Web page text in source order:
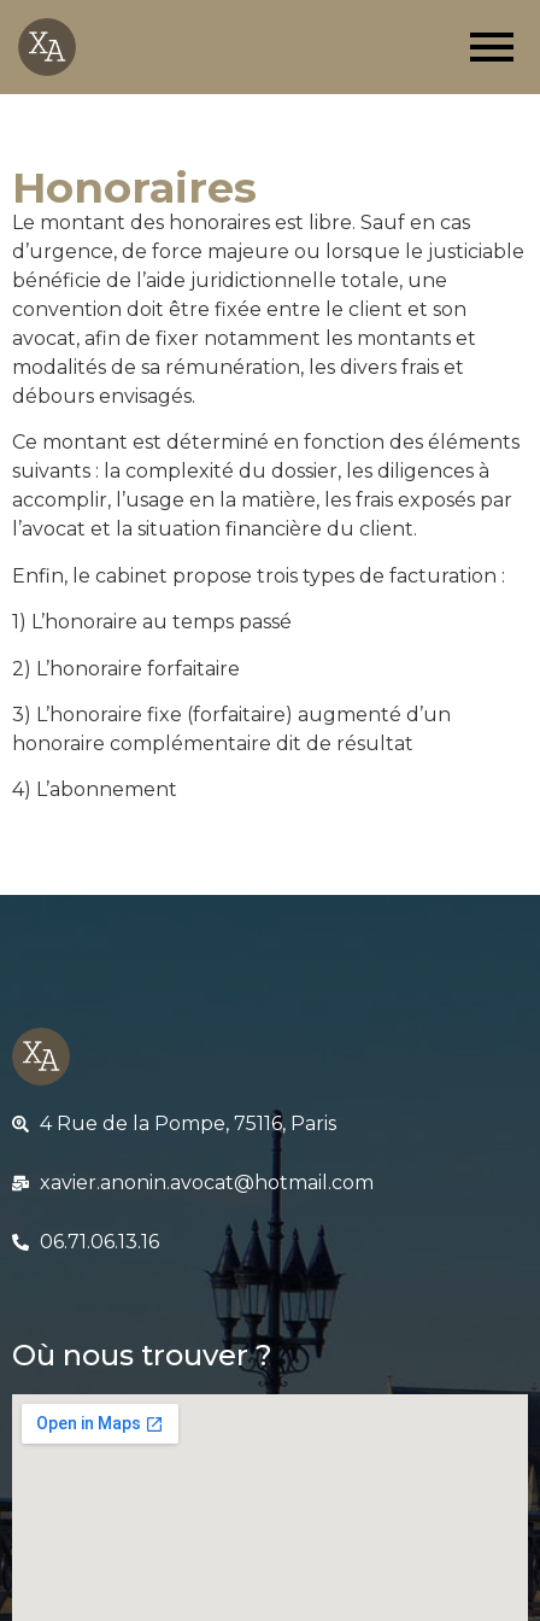
Honoraires
Le montant des honoraires est libre. Sauf en cas
d’urgence, de force majeure ou lorsque le justiciable
bénéficie de l’aide juridictionnelle totale, une
convention doit être fixée entre le client et son
avocat, afin de fixer notamment les montants et
modalités de sa rémunération, les divers frais et
débours envisagés.
Ce montant est déterminé en fonction des éléments
suivants : la complexité du dossier, les diligences à
accomplir, l’usage en la matière, les frais exposés par
l’avocat et la situation financière du client.
Enfin, le cabinet propose trois types de facturation :
1) L’honoraire au temps passé
2) L’honoraire forfaitaire
3) L’honoraire fixe (forfaitaire) augmenté d’un
honoraire complémentaire dit de résultat
4) L’abonnement
4 Rue de la Pompe, 75116, Paris
xavier.anonin.avocat@hotmail.com
06.71.06.13.16
Où nous trouver ?